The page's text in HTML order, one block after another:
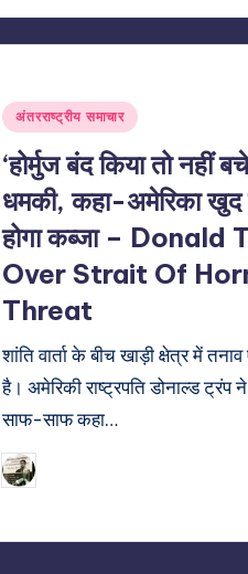
Posted
अंतरराष्ट्रीय समाचार
‘होर्मुज बंद किया तो नहीं
धमकी, कहा-अमेरिका
होगा कब्जा –
Over Strait Of
Threat
शांति वार्ता के बीच खाड़ी क्षेत्र में
है। अमेरिकी राष्ट्रपति डोनाल्ड ट्रंप
साफ-साफ कहा…
Posted
by